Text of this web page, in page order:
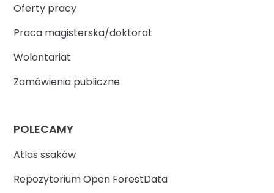
Oferty pracy
Praca magisterska/doktorat
Wolontariat
Zamówienia publiczne
POLECAMY
Atlas ssaków
Repozytorium Open ForestData